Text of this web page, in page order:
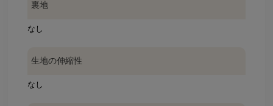
裏地
なし
生地の伸縮性
なし